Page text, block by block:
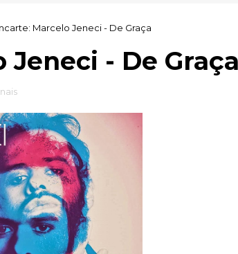
Marcelo Jeneci - De Graça
- De Graça